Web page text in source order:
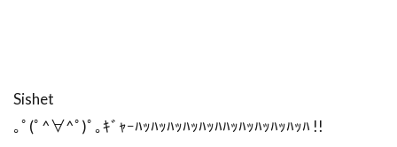
Sishet
｡ﾟ(ﾟ^∀^ﾟ)ﾟ｡ｷﾞｬｰﾊｯﾊｯﾊｯﾊｯﾊｯﾊﾊｯﾊｯﾊｯﾊｯﾊｯﾊ !!